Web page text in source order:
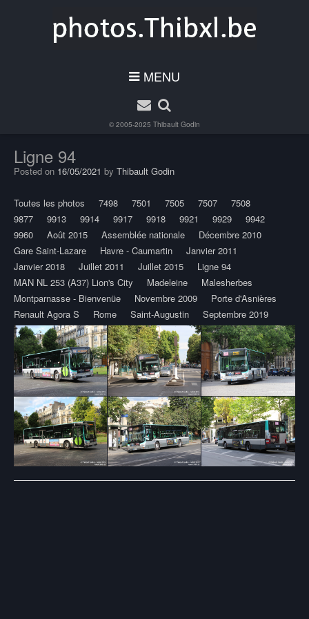
MENU
© 2005-2025 Thibault Godin
Ligne 94
Posted on 16/05/2021 by Thibault Godin
Toutes les photos 7498 7501 7505 7507
7508
9877
9913 9914 9917 9918 9921 9929
9942
9960
Août 2015 Assemblée nationale
Décembre 2010
Gare Saint-Lazare
Havre - Caumartin
Janvier 2011
Janvier 2018
Juillet 2011 Juillet 2015
Ligne 94
MAN NL 253 (A37) Lion's City
Madeleine
Malesherbes
Montparnasse - Bienvenüe
Novembre 2009
Porte d'Asnières
Renault Agora S
Rome Saint-Augustin Septembre 2019
Post